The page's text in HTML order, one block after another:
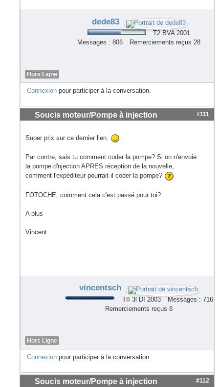
dede83
T2 BVA 2001
Messages : 806
Remerciements reçus 28
Hors Ligne
Connexion pour participer à la conversation.
Soucis moteur/Pompe à injection #111
Super prix sur ce dernier lien.
Par contre, sais tu comment coder la pompe? Si on n'envoie
la pompe d'njection APRES réception de la nouvelle,
comment l'expéditeur pourrait il coder la pompe?
FOTOCHE, comment cela c'est passé pour toi?
A plus
Vincent
vincentsch
TII 3l DI 2003
Messages : 716
Remerciements reçus 8
Hors Ligne
Connexion pour participer à la conversation.
Soucis moteur/Pompe à injection #112